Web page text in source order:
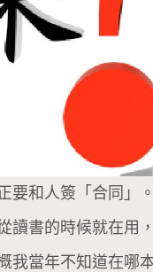
要和人簽「合同」
讀書的時候就在用
我當年不知道在哪